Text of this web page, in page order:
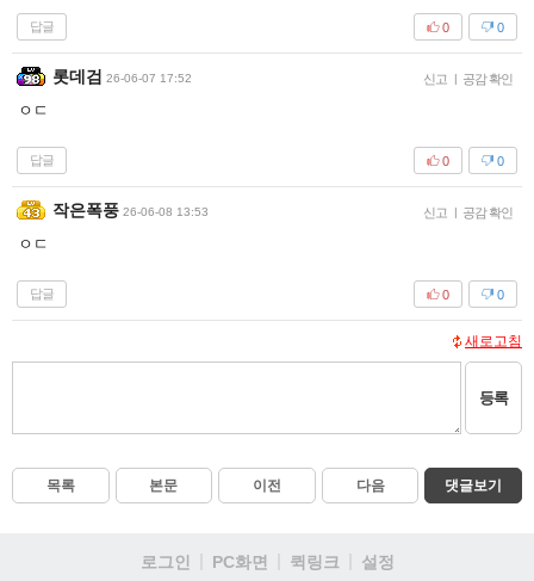
답글 0
0
롯데검 26-06-07 17:52 신고 | 공감 확인
ㅇㄷ
답글 0
0
작은폭풍 26-06-08 13:53 신고 | 공감 확인
ㅇㄷ
답글 0
0
새로고침
등록
목록 본문 이전 다음 댓글보기
로그인 PC화면 퀵링크 설정